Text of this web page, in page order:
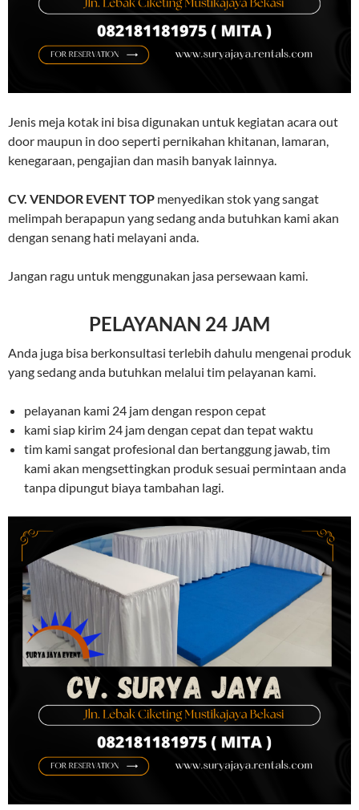
Jenis meja kotak ini bisa digunakan untuk kegiatan acara out
door maupun in doo seperti pernikahan khitanan, lamaran,
kenegaraan, pengajian dan masih banyak lainnya.
CV. VENDOR EVENT TOP menyedikan stok yang sangat
melimpah berapapun yang sedang anda butuhkan kami akan
dengan senang hati melayani anda.
Jangan ragu untuk menggunakan jasa persewaan kami.
PELAYANAN 24 JAM
Anda juga bisa berkonsultasi terlebih dahulu mengenai produk
yang sedang anda butuhkan melalui tim pelayanan kami.
pelayanan kami 24 jam dengan respon cepat
kami siap kirim 24 jam dengan cepat dan tepat waktu
tim kami sangat profesional dan bertanggung jawab, tim
kami akan mengsettingkan produk sesuai permintaan anda
tanpa dipungut biaya tambahan lagi.